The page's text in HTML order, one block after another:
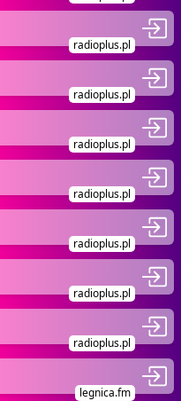
radioplus.pl
radioplus.pl
radioplus.pl
radioplus.pl
radioplus.pl
radioplus.pl
radioplus.pl
legnica.fm